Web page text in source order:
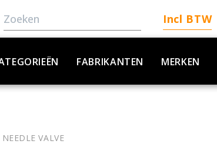
Incl BTW
FABRIKANTEN MERKEN
NEEDLE VALVE